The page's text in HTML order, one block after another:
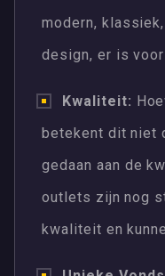
modern,
design, er is
Kwaliteit:
betekent dit niet
gedaan aan de
outlets zijn nog
kwaliteit en